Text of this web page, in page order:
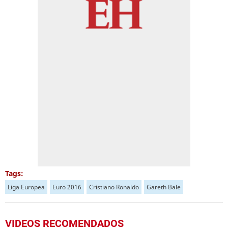
Tags:
Liga Europea Euro 2016 Cristiano Ronaldo Gareth Bale
VIDEOS RECOMENDADOS